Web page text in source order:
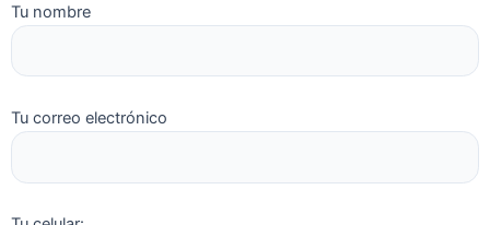
Tu nombre
Tu correo electrónico